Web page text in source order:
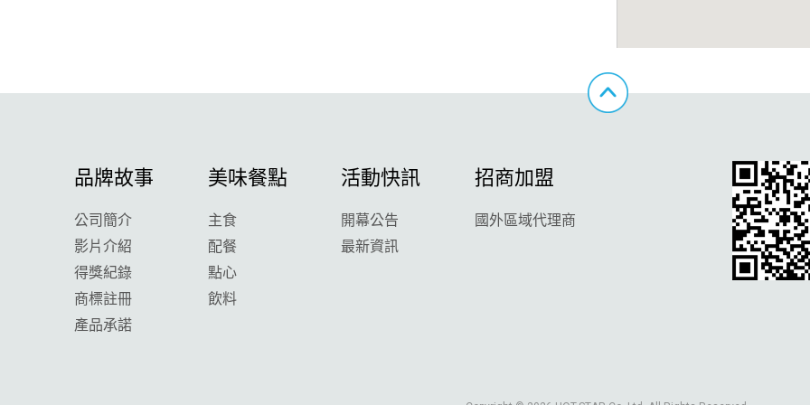
品牌故事
公司簡介
影片介紹
得獎紀錄
商標註冊
產品承諾
美味餐點
主食
配餐
點心
飲料
活動快訊
開幕公告
最新資訊
招商加盟
國外區域代理商